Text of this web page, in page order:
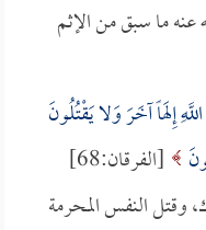
عنه ما سبق من الإثم
إِلَهاً آخَرَ وَلا يَقْتُلُونَ
[الفرقان:68]
وقتل النفس المحرمة